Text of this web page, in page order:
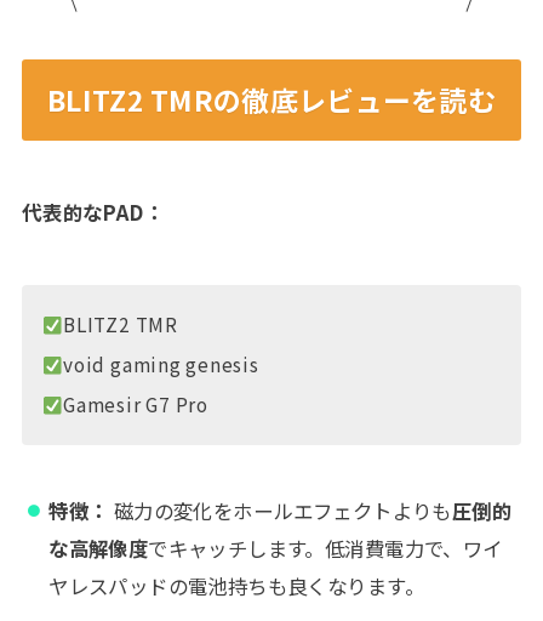
BLITZ2 TMRの徹底レビューを読む
代表的なPAD：
BLITZ2 TMR
void gaming genesis
Gamesir G7 Pro
特徴： 磁力の変化をホールエフェクトよりも圧倒的
な高解像度でキャッチします。低消費電力で、ワイ
ヤレスパッドの電池持ちも良くなります。